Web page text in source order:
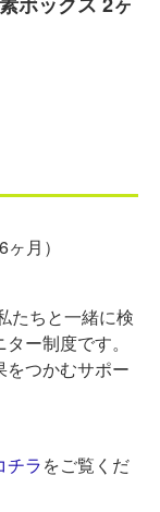
ヶ月）
たちと一緒に検
ー制度です。
をつかむサポー
チラをご覧くだ